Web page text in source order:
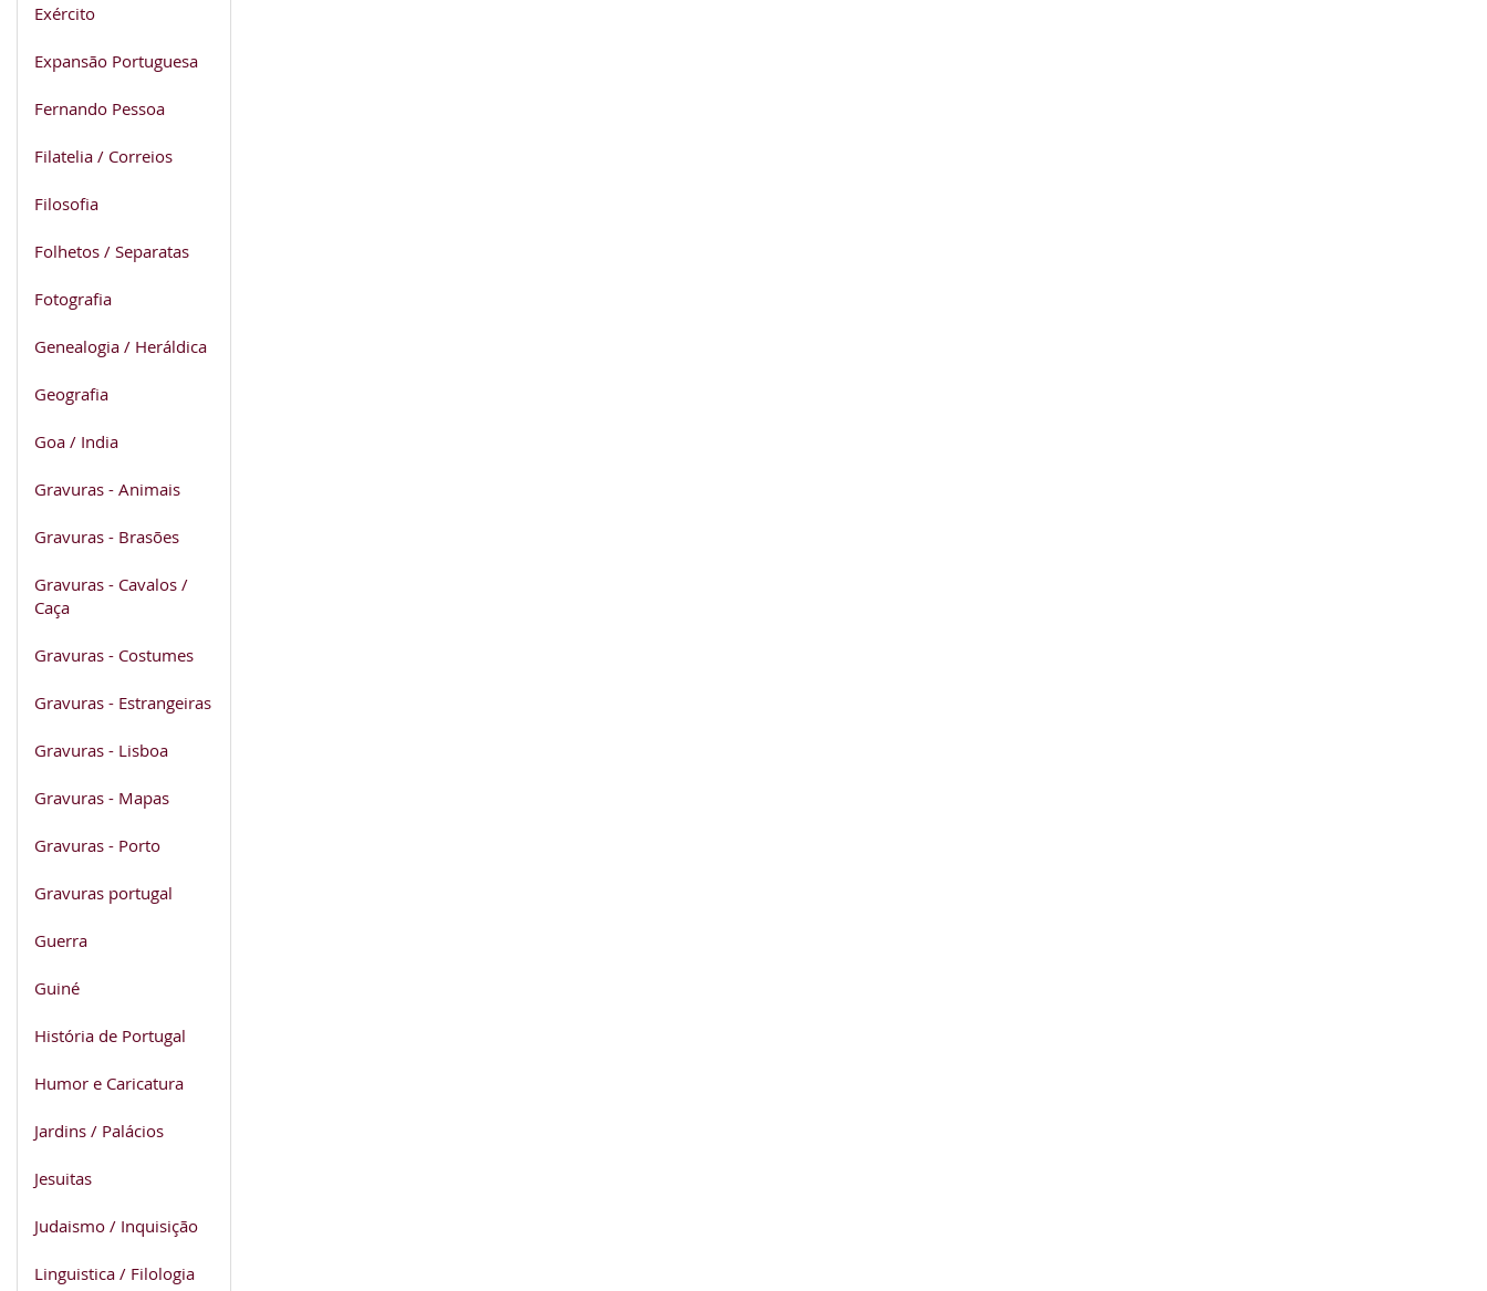
Exército
Expansão Portuguesa
Fernando Pessoa
Filatelia / Correios
Filosofia
Folhetos / Separatas
Fotografia
Genealogia / Heráldica
Geografia
Goa / India
Gravuras - Animais
Gravuras - Brasões
Gravuras - Cavalos /
Caça
Gravuras - Costumes
Gravuras - Estrangeiras
Gravuras - Lisboa
Gravuras - Mapas
Gravuras - Porto
Gravuras portugal
Guerra
Guiné
História de Portugal
Humor e Caricatura
Jardins / Palácios
Jesuitas
Judaismo / Inquisição
Linguistica / Filologia